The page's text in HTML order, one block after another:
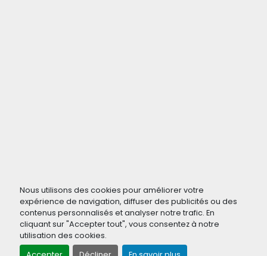
Nous utilisons des cookies pour améliorer votre
expérience de navigation, diffuser des publicités ou des
contenus personnalisés et analyser notre trafic. En
cliquant sur "Accepter tout", vous consentez à notre
utilisation des cookies.